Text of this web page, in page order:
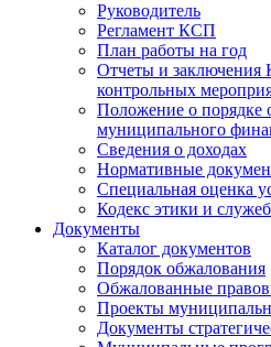
Руководитель
Регламент КСП
План работы на год
Отчеты и
контрольных
Положение о порядке
муниципального
Сведения о доходах
Нормативные
Специальная оценка
Кодекс этики и
Документы
Каталог документов
Порядок обжалования
Обжалованные
Проекты
Документы